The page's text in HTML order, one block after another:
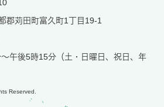
苅田町富久町1丁目19-1
午後5時15分（土・日曜日、祝日、年
Reserved.